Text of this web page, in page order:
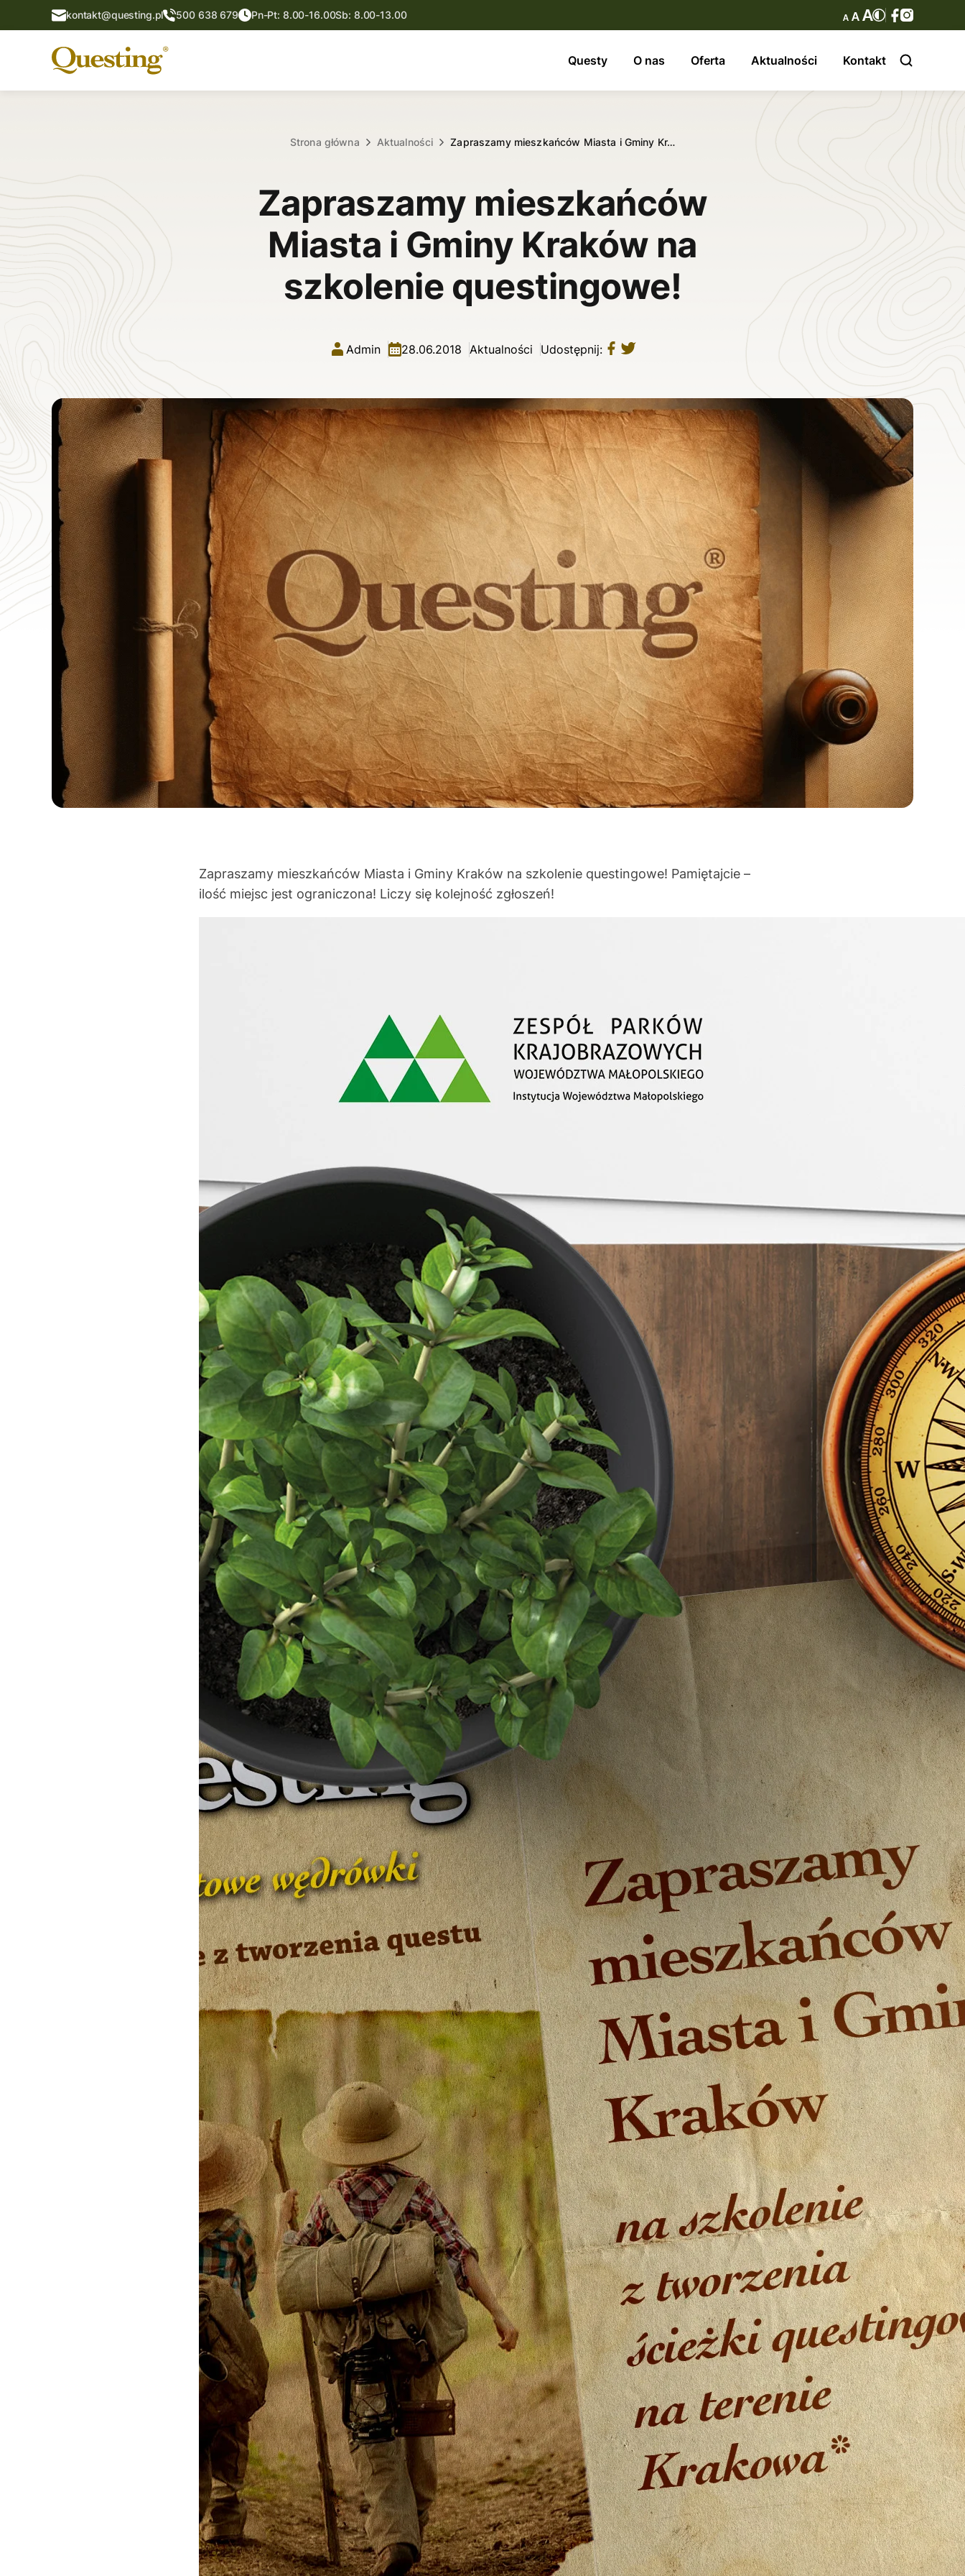
kontakt@questing.pl 500 638 679 Pn-Pt: 8.00-16.00Sb: 8.00-13.00
Questy O nas Oferta Aktualności Kontakt
O nas
Kontakt
Strona główna Aktualności Zapraszamy mieszkańców Miasta i Gminy Kr…
Zapraszamy mieszkańców
Miasta i Gminy Kraków na
szkolenie questingowe!
Admin 28.06.2018 Aktualności Udostępnij:
Zapraszamy mieszkańców Miasta i Gminy Kraków na szkolenie questingowe! Pamiętajcie –
ilość miejsc jest ograniczona! Liczy się kolejność zgłoszeń!